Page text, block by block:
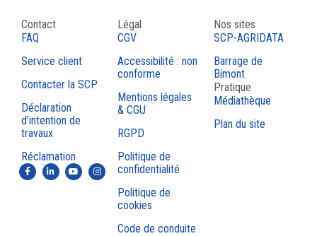
Contact
FAQ
Service client
Contacter la SCP
Déclaration
d’intention de
travaux
Réclamation
Légal
CGV
Accessibilité : non
conforme
Mentions légales
& CGU
RGPD
Politique de
confidentialité
Politique de
cookies
Code de conduite
Nos sites
SCP-AGRIDATA
Barrage de
Bimont
Pratique
Médiathèque
Plan du site